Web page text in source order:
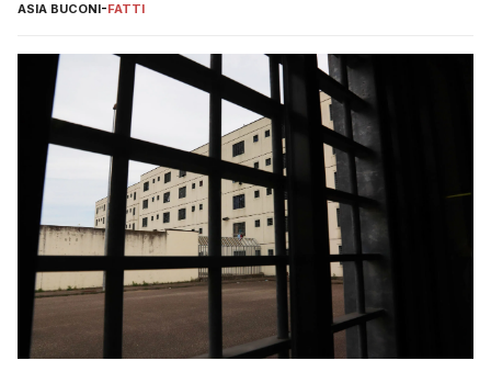
ASIA BUCONI-FATTI